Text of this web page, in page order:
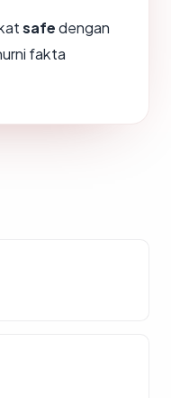
safedengan
fakta